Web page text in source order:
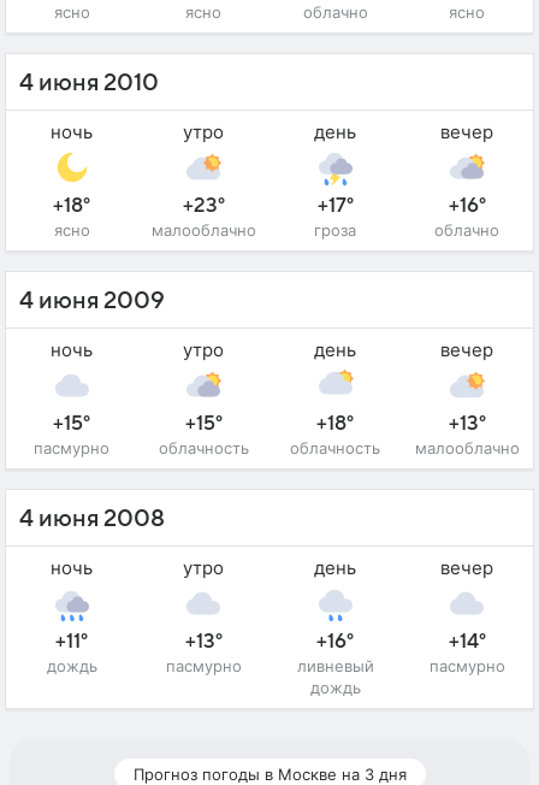
ясно ясно облачно ясно
4 июня 2010
ночь
+18°
ясно
утро
+23°
малооблачно
день
+17°
гроза
вечер
+16°
облачно
4 июня 2009
ночь
+15°
пасмурно
утро
+15°
облачность
день
+18°
облачность
вечер
+13°
малооблачно
4 июня 2008
ночь
+11°
дождь
утро
+13°
пасмурно
день
+16°
ливневый
дождь
вечер
+14°
пасмурно
Прогноз погоды в Москве на 3 дня